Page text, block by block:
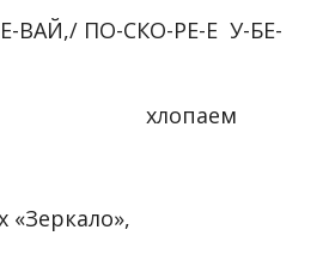
ВАЙ,/ ПО-СКО-РЕ-Е У-БЕ-
хлопаем
«Зеркало»,